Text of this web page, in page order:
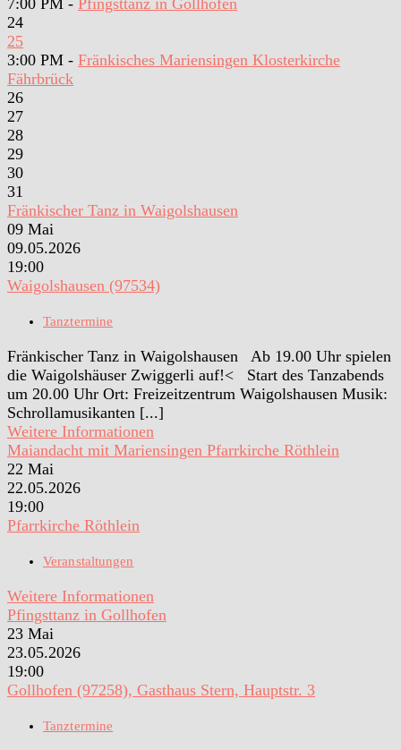
7:00 PM - Pfingsttanz in Gollhofen
24
25
3:00 PM - Fränkisches Mariensingen Klosterkirche
Fährbrück
26
27
28
29
30
31
Fränkischer Tanz in Waigolshausen
09 Mai
09.05.2026
19:00
Waigolshausen (97534)
Tanztermine
Fränkischer Tanz in Waigolshausen Ab 19.00 Uhr spielen
die Waigolshäuser Zwiggerli auf!< Start des Tanzabends
um 20.00 Uhr Ort: Freizeitzentrum Waigolshausen Musik:
Schrollamusikanten [...]
Weitere Informationen
Maiandacht mit Mariensingen Pfarrkirche Röthlein
22 Mai
22.05.2026
19:00
Pfarrkirche Röthlein
Veranstaltungen
Weitere Informationen
Pfingsttanz in Gollhofen
23 Mai
23.05.2026
19:00
Gollhofen (97258), Gasthaus Stern, Hauptstr. 3
Tanztermine